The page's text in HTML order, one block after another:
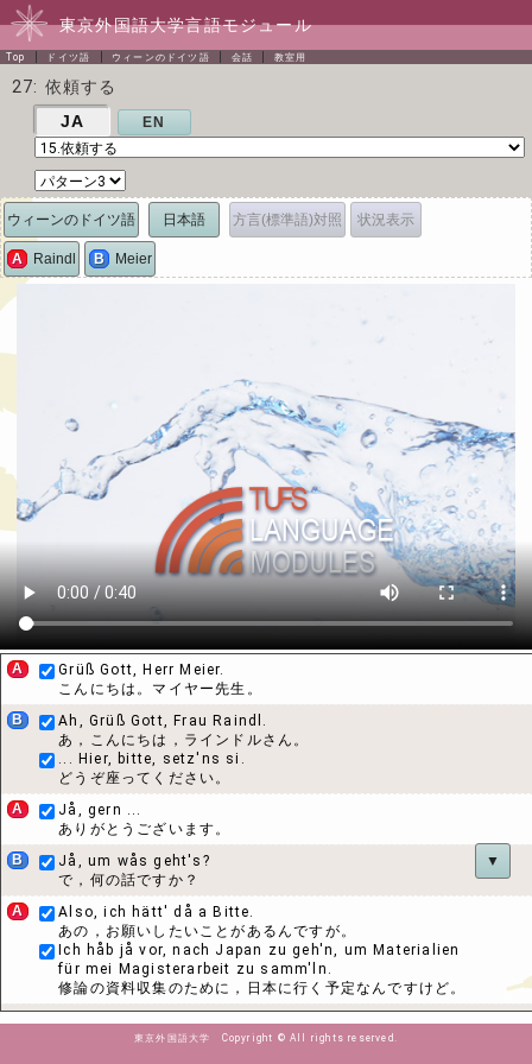
東京外国語大学言語モジュール
Top ドイツ語 ウィーンのドイツ語 会話 教室用
27: 依頼する
JA EN
状況表示
ウィーンのドイツ語 日本語 方言(標準語)対照
A Raindl B Meier
▼
A
Grüß Gott, Herr Meier.
こんにちは。マイヤー先生。
B
Ah, Grüß Gott, Frau Raindl.
あ，こんにちは，ラインドルさん。
... Hier, bitte, setz'ns si.
どうぞ座ってください。
A
Jå, gern ...
ありがとうございます。
B
Jå, um wås geht's?
で，何の話ですか？
A
Also, ich hätt' då a Bitte.
あの，お願いしたいことがあるんですが。
Ich håb jå vor, nach Japan zu geh'n, um Materialien
für mei Magisterarbeit zu samm'ln.
修論の資料収集のために，日本に行く予定なんですけど。
Ah ja.
ああ，そうでしたね。
東京外国語大学 Copyright © All rights reserved.